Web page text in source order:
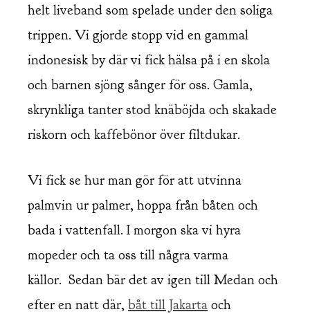
helt liveband som spelade under den soliga
trippen. Vi gjorde stopp vid en gammal
indonesisk by där vi fick hälsa på i en skola
och barnen sjöng sånger för oss. Gamla,
skrynkliga tanter stod knäböjda och skakade
riskorn och kaffebönor över filtdukar.
Vi fick se hur man gör för att utvinna
palmvin ur palmer, hoppa från båten och
bada i vattenfall. I morgon ska vi hyra
mopeder och ta oss till några varma
källor. Sedan bär det av igen till Medan och
efter en natt där, båt till Jakarta och